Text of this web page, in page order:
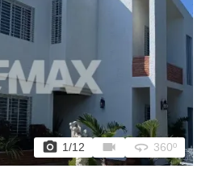
photo_camera 1/12 videocam 360 360º